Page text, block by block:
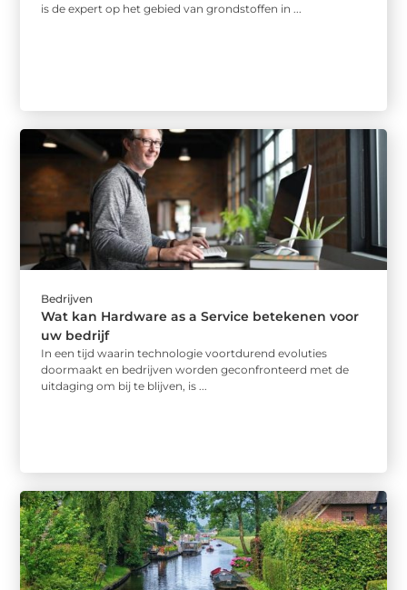
is de expert op het gebied van grondstoffen in ...
Bedrijven
Wat kan Hardware as a Service betekenen voor
uw bedrijf
In een tijd waarin technologie voortdurend evoluties
doormaakt en bedrijven worden geconfronteerd met de
uitdaging om bij te blijven, is ...